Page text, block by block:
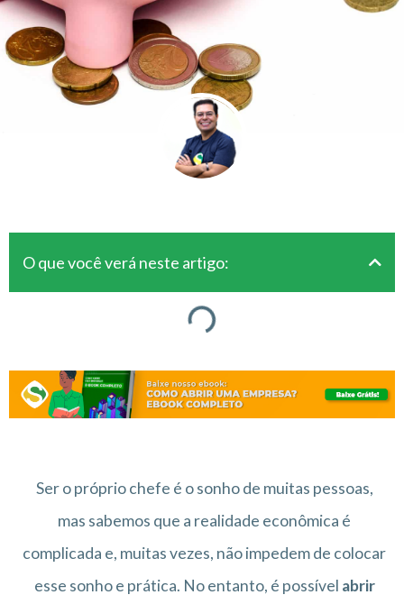
O que você verá neste artigo:
Ser o próprio chefe é o sonho de muitas pessoas,
mas sabemos que a realidade econômica é
complicada e, muitas vezes, não impedem de colocar
esse sonho e prática. No entanto, é possível abrir